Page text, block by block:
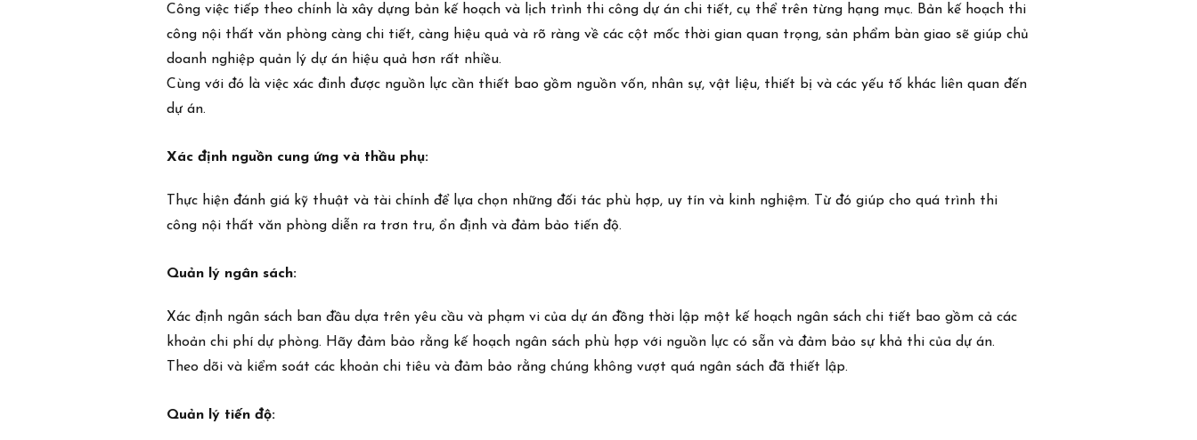
Công việc tiếp theo chính là xây dựng bản kế hoạch và lịch trình thi công dự án chi tiết, cụ thể trên từng hạng mục. Bản kế hoạch thi
công nội thất văn phòng càng chi tiết, càng hiệu quả và rõ ràng về các cột mốc thời gian quan trọng, sản phẩm bàn giao sẽ giúp chủ
doanh nghiệp quản lý dự án hiệu quả hơn rất nhiều.
Cùng với đó là việc xác đinh được nguồn lực cần thiết bao gồm nguồn vốn, nhân sự, vật liệu, thiết bị và các yếu tố khác liên quan đến
dự án.
Xác định nguồn cung ứng và thầu phụ:
Thực hiện đánh giá kỹ thuật và tài chính để lựa chọn những đối tác phù hợp, uy tín và kinh nghiệm. Từ đó giúp cho quá trình thi
công nội thất văn phòng diễn ra trơn tru, ổn định và đảm bảo tiến độ.
Quản lý ngân sách:
Xác định ngân sách ban đầu dựa trên yêu cầu và phạm vi của dự án đồng thời lập một kế hoạch ngân sách chi tiết bao gồm cả các
khoản chi phí dự phòng. Hãy đảm bảo rằng kế hoạch ngân sách phù hợp với nguồn lực có sẵn và đảm bảo sự khả thi của dự án.
Theo dõi và kiểm soát các khoản chi tiêu và đảm bảo rằng chúng không vượt quá ngân sách đã thiết lập.
Quản lý tiến độ: